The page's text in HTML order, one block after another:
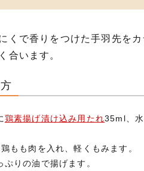
くで香りをつけた手羽先を
合います。
鶏素揚げ漬け込み用たれ35ml、
もも肉を入れ、軽くもみます。
ぷりの油で揚げます。